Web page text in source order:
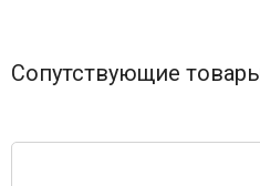
Сопутствующие